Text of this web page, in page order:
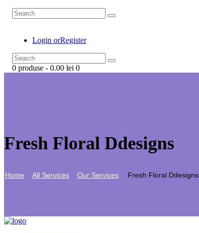
Login orRegister
0 produse - 0.00 lei 0
Fresh Floral Ddesigns
Home All Services Our Services Fresh Floral Ddesigns